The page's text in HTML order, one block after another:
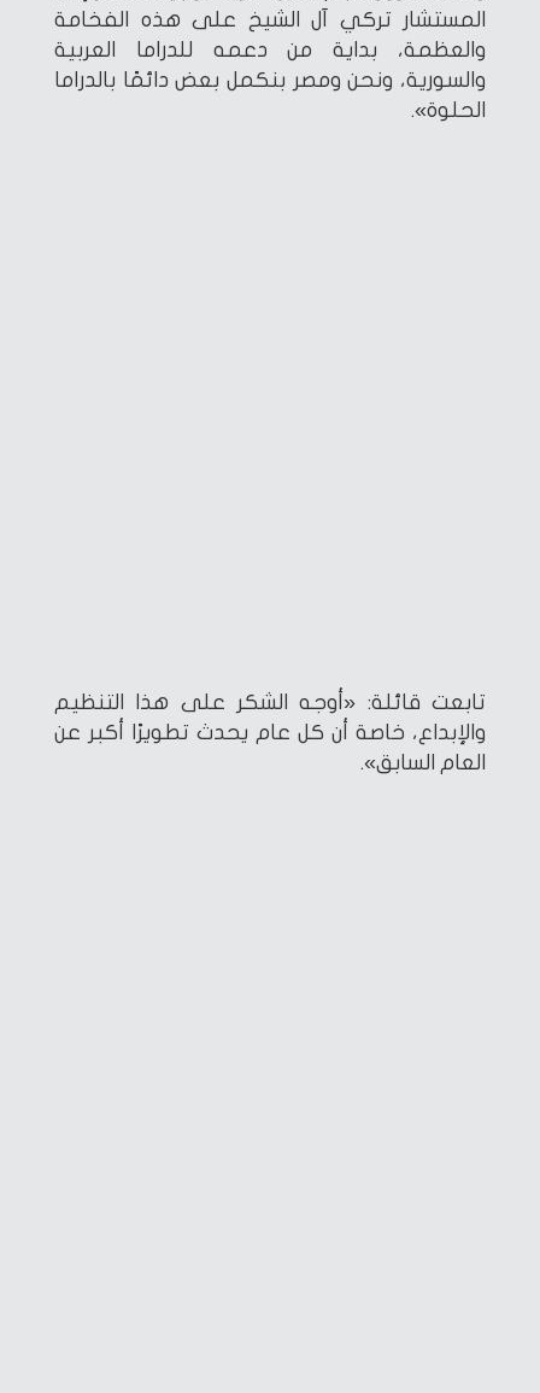
المستشار تركي آل الشيخ على هذه الفخامة
والعظمة، بداية من دعمه للدراما العربية
والسورية، ونحن ومصر بنكمل بعض دائمًا بالدراما
الحلوة».
تابعت قائلة: «أوجه الشكر على هذا التنظيم
والإبداع، خاصة أن كل عام يحدث تطويرًا أكبر عن
العام السابق».